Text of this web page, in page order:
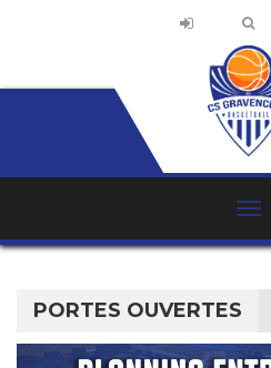
PORTES OUVERTES